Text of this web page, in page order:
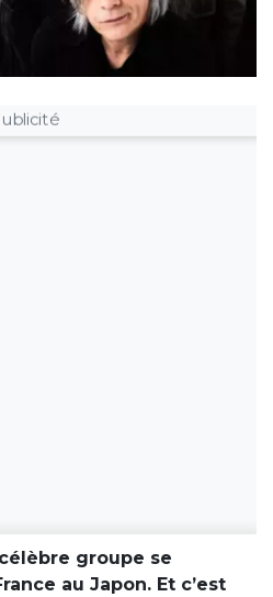
groupe se
au Japon. Et c’est